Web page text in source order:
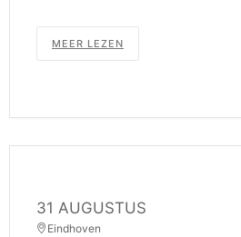
MEER LEZEN
31 AUGUSTUS
Eindhoven